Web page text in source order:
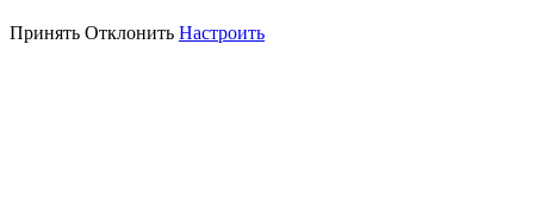
Принять Отклонить Настроить